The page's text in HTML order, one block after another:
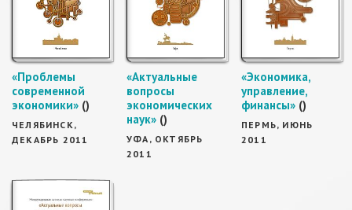
«Проблемы
современной
экономики» ()
ЧЕЛЯБИНСК,
ДЕКАБРЬ 2011
«Актуальные
вопросы
экономических
наук» ()
УФА, ОКТЯБРЬ
2011
«Экономика,
управление,
финансы» ()
ПЕРМЬ, ИЮНЬ
2011